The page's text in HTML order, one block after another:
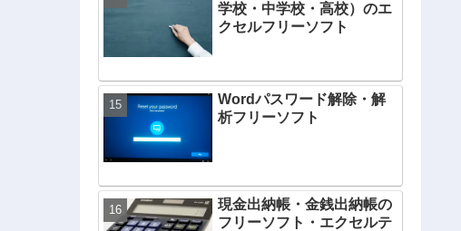
学校・中学校・高校）のエ
クセルフリーソフト
Wordパスワード解除・解
析フリーソフト
現金出納帳・金銭出納帳の
フリーソフト・エクセルテ